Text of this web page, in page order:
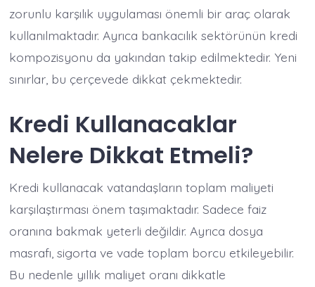
zorunlu karşılık uygulaması önemli bir araç olarak
kullanılmaktadır. Ayrıca bankacılık sektörünün kredi
kompozisyonu da yakından takip edilmektedir. Yeni
sınırlar, bu çerçevede dikkat çekmektedir.
Kredi Kullanacaklar
Nelere Dikkat Etmeli?
Kredi kullanacak vatandaşların toplam maliyeti
karşılaştırması önem taşımaktadır. Sadece faiz
oranına bakmak yeterli değildir. Ayrıca dosya
masrafı, sigorta ve vade toplam borcu etkileyebilir.
Bu nedenle yıllık maliyet oranı dikkatle